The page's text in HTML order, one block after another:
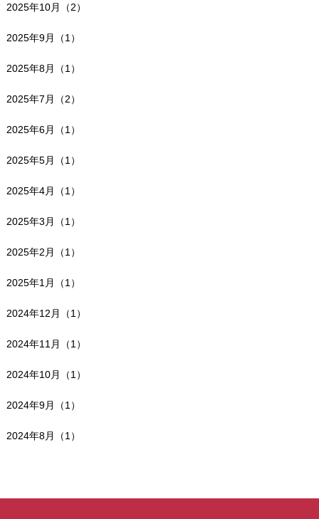
2025年10月（2）
2025年9月（1）
2025年8月（1）
2025年7月（2）
2025年6月（1）
2025年5月（1）
2025年4月（1）
2025年3月（1）
2025年2月（1）
2025年1月（1）
2024年12月（1）
2024年11月（1）
2024年10月（1）
2024年9月（1）
2024年8月（1）